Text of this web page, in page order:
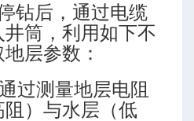
钻后，通过电缆
筒，利用如下不
层参数：
过测量地层电阻
）与水层（低